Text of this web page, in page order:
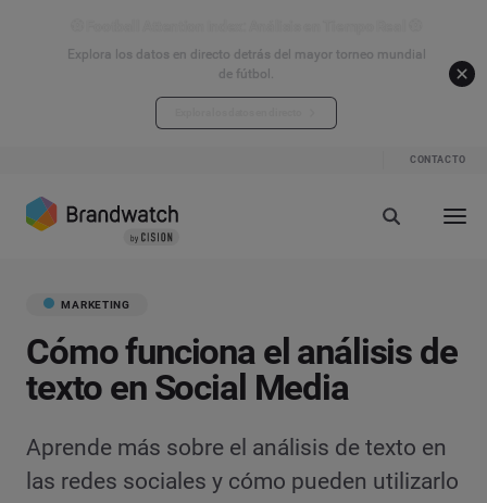
Explora los datos en directo detrás del mayor torneo mundial
de fútbol.
CONTACTO
MARKETING
Cómo funciona el análisis de
texto en Social Media
Aprende más sobre el análisis de texto en
las redes sociales y cómo pueden utilizarlo